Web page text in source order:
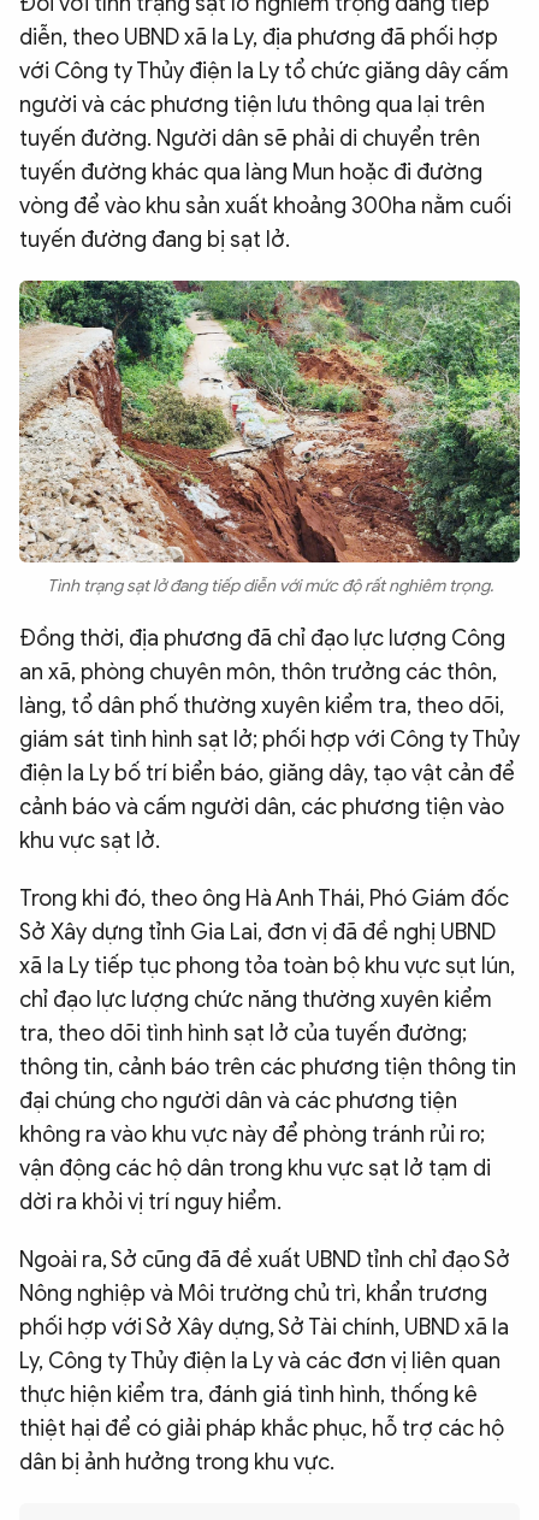
diễn, theo UBND xã Ia Ly, địa phương đã phối hợp
với Công ty Thủy điện Ia Ly tổ chức giăng dây cấm
người và các phương tiện lưu thông qua lại trên
tuyến đường. Người dân sẽ phải di chuyển trên
tuyến đường khác qua làng Mun hoặc đi đường
vòng để vào khu sản xuất khoảng 300ha nằm cuối
tuyến đường đang bị sạt lở.
Tình trạng sạt lở đang tiếp diễn với mức độ rất nghiêm trọng.
Đồng thời, địa phương đã chỉ đạo lực lượng Công
an xã, phòng chuyên môn, thôn trưởng các thôn,
làng, tổ dân phố thường xuyên kiểm tra, theo dõi,
giám sát tình hình sạt lở; phối hợp với Công ty Thủy
điện Ia Ly bố trí biển báo, giăng dây, tạo vật cản để
cảnh báo và cấm người dân, các phương tiện vào
khu vực sạt lở.
Trong khi đó, theo ông Hà Anh Thái, Phó Giám đốc
Sở Xây dựng tỉnh Gia Lai, đơn vị đã đề nghị UBND
xã Ia Ly tiếp tục phong tỏa toàn bộ khu vực sụt lún,
chỉ đạo lực lượng chức năng thường xuyên kiểm
tra, theo dõi tình hình sạt lở của tuyến đường;
thông tin, cảnh báo trên các phương tiện thông tin
đại chúng cho người dân và các phương tiện
không ra vào khu vực này để phòng tránh rủi ro;
vận động các hộ dân trong khu vực sạt lở tạm di
dời ra khỏi vị trí nguy hiểm.
Ngoài ra, Sở cũng đã đề xuất UBND tỉnh chỉ đạo Sở
Nông nghiệp và Môi trường chủ trì, khẩn trương
phối hợp với Sở Xây dựng, Sở Tài chính, UBND xã Ia
Ly, Công ty Thủy điện Ia Ly và các đơn vị liên quan
thực hiện kiểm tra, đánh giá tình hình, thống kê
thiệt hại để có giải pháp khắc phục, hỗ trợ các hộ
dân bị ảnh hưởng trong khu vực.